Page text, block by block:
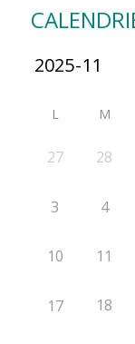
L M
27 28
3 4
10 11
17 18